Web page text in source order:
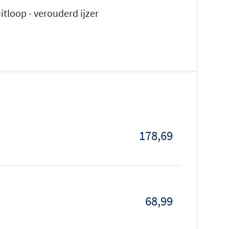
- verouderd ijzer
178,69
68,99